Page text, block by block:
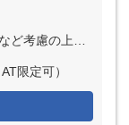
円）を含む ※超過分は別途全額支給
限定可）